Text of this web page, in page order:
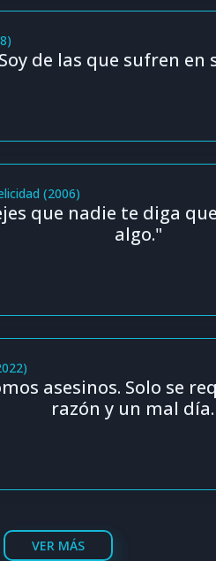
de las que sufren en
(2006)
que nadie te diga
algo."
asesinos. Solo se
razón y un mal
VER MÁS